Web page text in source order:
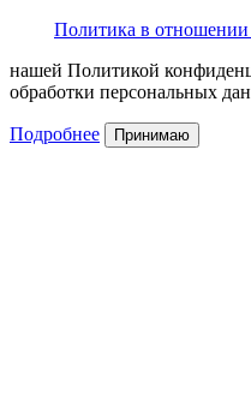
Политика в
нашей Политикой
обработки персональных
Подробнее Принимаю